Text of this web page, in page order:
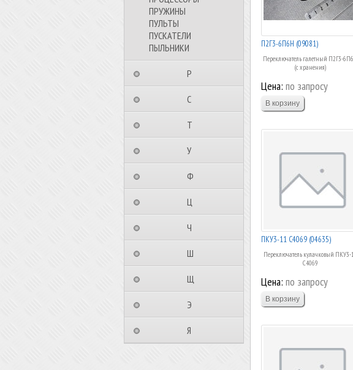
ПРУЖИНЫ
ПУЛЬТЫ
ПУСКАТЕЛИ
ПЫЛЬНИКИ
⠀⠀⠀⠀⠀⠀Р⠀⠀⠀⠀⠀⠀⠀
⠀⠀⠀⠀⠀⠀С⠀⠀⠀⠀⠀⠀⠀
⠀⠀⠀⠀⠀⠀Т⠀⠀⠀⠀⠀⠀⠀
⠀⠀⠀⠀⠀⠀У⠀⠀⠀⠀⠀⠀⠀
⠀⠀⠀⠀⠀⠀Ф⠀⠀⠀⠀⠀⠀⠀
⠀⠀⠀⠀⠀⠀Ц⠀⠀⠀⠀⠀⠀⠀
⠀⠀⠀⠀⠀⠀Ч⠀⠀⠀⠀⠀⠀⠀
⠀⠀⠀⠀⠀⠀Ш⠀⠀⠀⠀⠀⠀⠀
⠀⠀⠀⠀⠀⠀Щ⠀⠀⠀⠀⠀⠀⠀
⠀⠀⠀⠀⠀⠀Э⠀⠀⠀⠀⠀⠀⠀
⠀⠀⠀⠀⠀⠀Я⠀⠀⠀⠀⠀⠀⠀
П2Г3-6П6Н (09081)
Переключатель галетный П2Г3-
(с хранения)
Цена: по запросу
ПКУ3-11 С4069 (04635)
Переключатель кулачковый ПКУ3-
С4069
Цена: по запросу